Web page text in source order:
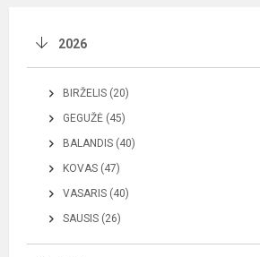
2026
BIRŽELIS (20)
GEGUŽĖ (45)
BALANDIS (40)
KOVAS (47)
VASARIS (40)
SAUSIS (26)